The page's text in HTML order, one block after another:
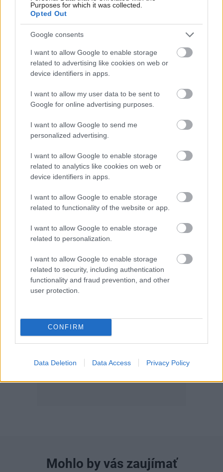
Purposes for which it was collected.
Opted Out
Google consents
I want to allow Google to enable storage
related to advertising like cookies on web or
device identifiers in apps.
I want to allow my user data to be sent to
Google for online advertising purposes.
I want to allow Google to send me
personalized advertising.
I want to allow Google to enable storage
related to analytics like cookies on web or
device identifiers in apps.
I want to allow Google to enable storage
related to functionality of the website or app.
I want to allow Google to enable storage
related to personalization.
I want to allow Google to enable storage
related to security, including authentication
functionality and fraud prevention, and other
user protection.
CONFIRM
Data Deletion Data Access Privacy Policy
My napríklad labky utierame hneď pri dverách a doma pred dvere
používame tyčový ETA Terier…
Re: Takto sa rieši málo úložného miesta. V tomto byte
Dizajn je to nádherný, tá brezová preglejka a čisté línie vyzerajú super.
Ale vždy, keď…
Re: Toto je najväčší mýtus pri ošetrení dreva a môže vás
vyjsť draho. Ako ho ochrániť pred hnitím a škodcami?
clovek by cakal ze vysusene drahe drevo bolo predtym naparovane aby
Najnovšie časopisy
Mohlo by vás zaujímať